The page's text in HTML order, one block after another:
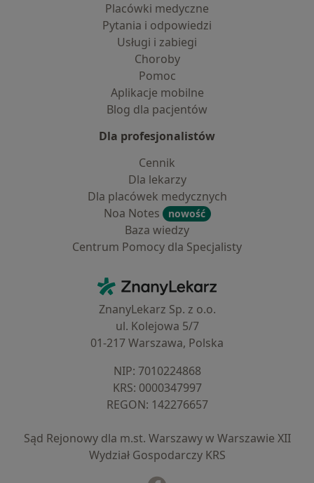
Placówki medyczne
Pytania i odpowiedzi
Usługi i zabiegi
Choroby
Pomoc
Aplikacje mobilne
Blog dla pacjentów
Dla profesjonalistów
Cennik
Dla lekarzy
Dla placówek medycznych
Noa Notes
nowość
Baza wiedzy
Centrum Pomocy dla Specjalisty
ZnanyLekarz - Strona główna
ZnanyLekarz Sp. z o.o.
ul. Kolejowa 5/7
01-217 Warszawa, Polska
NIP: ⁠7010224868
KRS: ⁠0000347997
REGON: ⁠142276657
Sąd Rejonowy dla m.st. Warszawy w Warszawie XII
Wydział Gospodarczy KRS